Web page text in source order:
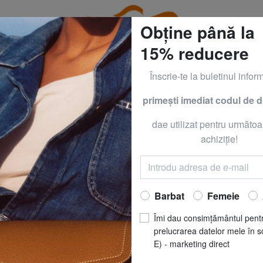
CLOTHING all -50% & CALVIN KLEIN all -60% Numai
GUESS
SILIA 28
Acum să
REDUCERI
pret recomandat
Cel mai bun preț ultimele
Obține până la
15% reducere
Înscrie-te la buletinul
primeşti imediat codul de
dae utilizat pentru
achiziţie!
Barbat Femeie
Îmi dau consimțământul
prelucrarea datelor mele în
E) - marketing direct